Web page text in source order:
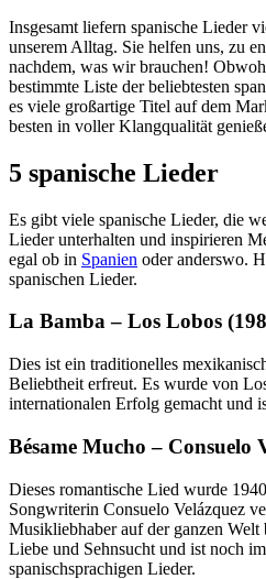
Insgesamt liefern spanische Lieder
unserem Alltag. Sie helfen uns, zu
nachdem, was wir brauchen!
bestimmte Liste der beliebtesten
es viele großartige Titel auf dem
besten in voller Klangqualität
5 spanische Lieder
Es gibt viele spanische Lieder, die
Lieder unterhalten und inspirieren
egal ob in Spanien oder anderswo.
spanischen Lieder.
La Bamba – Los Lobos
Dies ist ein traditionelles
Beliebtheit erfreut. Es wurde von
internationalen Erfolg gemacht und
Bésame Mucho – Consuelo
Dieses romantische Lied wurde
Songwriterin Consuelo Velázquez
Musikliebhaber auf der ganzen Welt
Liebe und Sehnsucht und ist noch
spanischsprachigen Lieder.